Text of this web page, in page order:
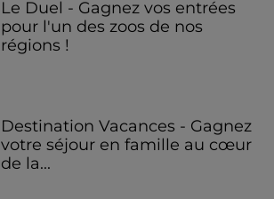
Le Duel - Gagnez vos entrées
pour l'un des zoos de nos
régions !
Destination Vacances - Gagnez
votre séjour en famille au cœur
de la...